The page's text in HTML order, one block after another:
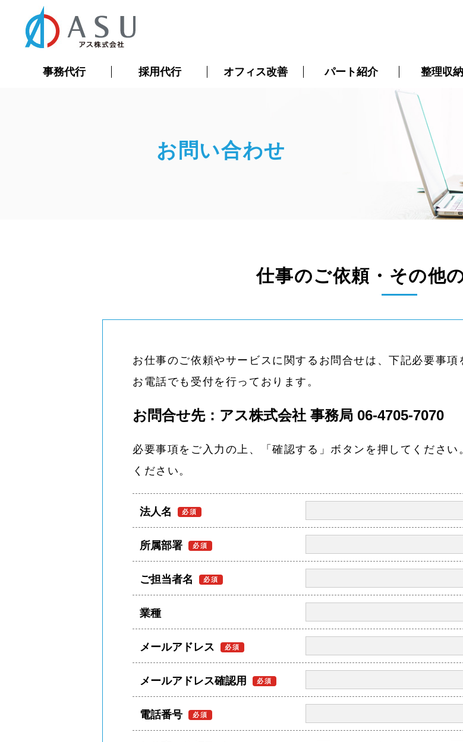
事務代行 採用代行 オフィス改善 パート紹介 整理収納
お問い合わせ
仕事のご依頼・その他
お仕事のご依頼やサービスに関するお問合せは、下記必要事項
お電話でも受付を⾏っております。
お問合せ先：アス株式会社 事務局 06-4705-7070
必要事項をご⼊⼒の上、「確認する」ボタンを押してくださ
ください。
法⼈名 必須
所属部署 必須
ご担当者名 必須
業種
メールアドレス 必須
メールアドレス確認⽤ 必須
電話番号 必須